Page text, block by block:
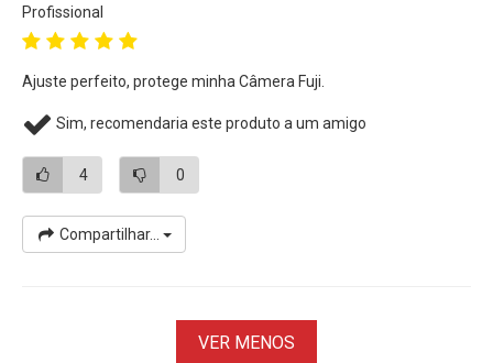
Profissional
Ajuste perfeito, protege minha Câmera Fuji.
Sim, recomendaria este produto a um amigo
4 0
Compartilhar...
VER MENOS